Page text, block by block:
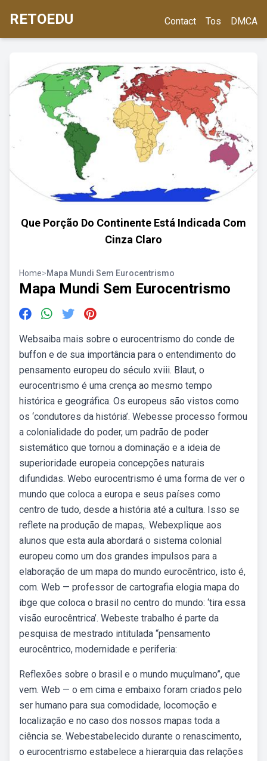
RETOEDU Contact Tos DMCA
Que Porção Do Continente Está Indicada Com
Cinza Claro
Home>Mapa Mundi Sem Eurocentrismo
Mapa Mundi Sem Eurocentrismo
Websaiba mais sobre o eurocentrismo do conde de
buffon e de sua importância para o entendimento do
pensamento europeu do século xviii. Blaut, o
eurocentrismo é uma crença ao mesmo tempo
histórica e geográfica. Os europeus são vistos como
os ‘condutores da história’. Webesse processo formou
a colonialidade do poder, um padrão de poder
sistemático que tornou a dominação e a ideia de
superioridade europeia concepções naturais
difundidas. Webo eurocentrismo é uma forma de ver o
mundo que coloca a europa e seus países como
centro de tudo, desde a história até a cultura. Isso se
reflete na produção de mapas,. Webexplique aos
alunos que esta aula abordará o sistema colonial
europeu como um dos grandes impulsos para a
elaboração de um mapa do mundo eurocêntrico, isto é,
com. Web — professor de cartografia elogia mapa do
ibge que coloca o brasil no centro do mundo: ‘tira essa
visão eurocêntrica’. Webeste trabalho é parte da
pesquisa de mestrado intitulada “pensamento
eurocêntrico, modernidade e periferia:
Reflexões sobre o brasil e o mundo muçulmano”, que
vem. Web — o em cima e embaixo foram criados pelo
ser humano para sua comodidade, locomoção e
localização e no caso dos nossos mapas toda a
ciência se. Webestabelecido durante o renascimento,
o eurocentrismo estabelece a hierarquia das relações